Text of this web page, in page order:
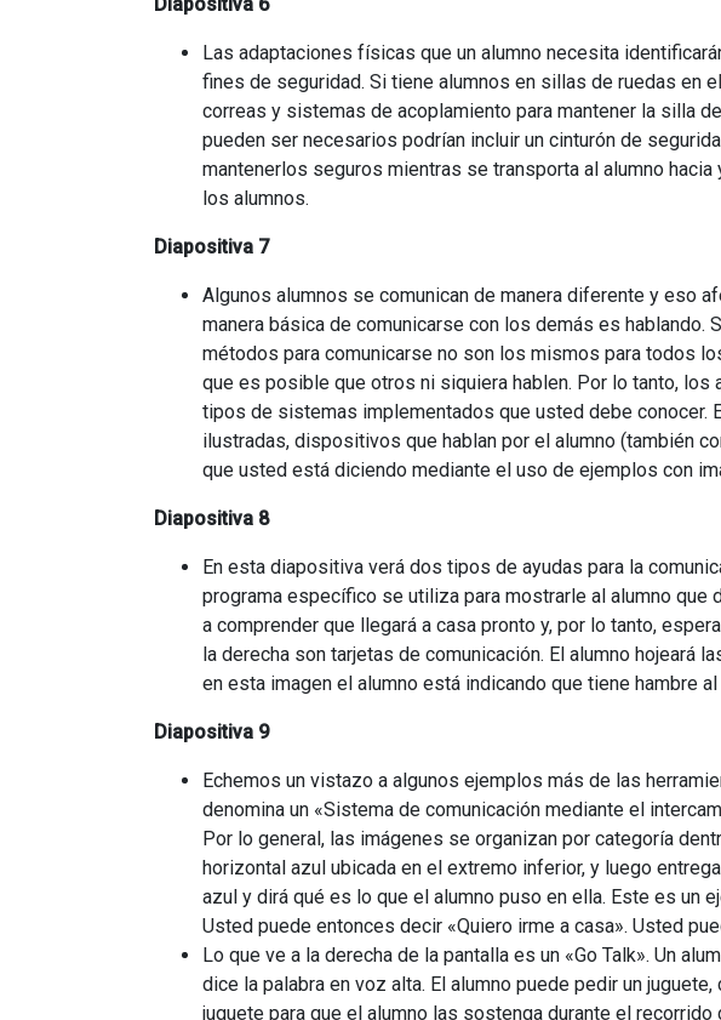
Las adaptaciones físicas que un alumno necesita
fines de seguridad. Si tiene alumnos en sillas de ruedas en
correas y sistemas de acoplamiento para mantener la silla
pueden ser necesarios podrían incluir un cinturón de
mantenerlos seguros mientras se transporta al alumno
los alumnos.
Diapositiva 7
Algunos alumnos se comunican de manera diferente y eso
manera básica de comunicarse con los demás es
métodos para comunicarse no son los mismos para todos
que es posible que otros ni siquiera hablen. Por lo tanto,
tipos de sistemas implementados que usted debe conocer.
ilustradas, dispositivos que hablan por el alumno (también
que usted está diciendo mediante el uso de ejemplos con
Diapositiva 8
En esta diapositiva verá dos tipos de ayudas para la
programa específico se utiliza para mostrarle al alumno que
a comprender que llegará a casa pronto y, por lo tanto,
la derecha son tarjetas de comunicación. El alumno hojeará
en esta imagen el alumno está indicando que tiene hambre
Diapositiva 9
Echemos un vistazo a algunos ejemplos más de las
denomina un «Sistema de comunicación mediante el
Por lo general, las imágenes se organizan por categoría
horizontal azul ubicada en el extremo inferior, y luego
azul y dirá qué es lo que el alumno puso en ella. Este es un
Usted puede entonces decir «Quiero irme a casa». Usted
Lo que ve a la derecha de la pantalla es un «Go Talk». Un
dice la palabra en voz alta. El alumno puede pedir un
juguete para que el alumno las sostenga durante el recorrido